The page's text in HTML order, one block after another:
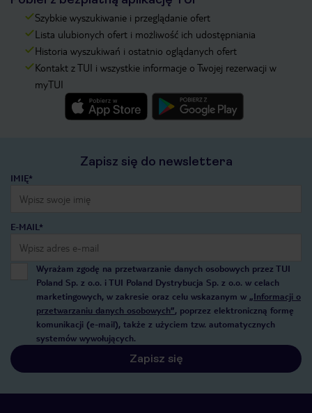
Szybkie wyszukiwanie i przeglądanie ofert
Lista ulubionych ofert i możliwość ich udostępniania
Historia wyszukiwań i ostatnio oglądanych ofert
Kontakt z TUI i wszystkie informacje o Twojej rezerwacji w
myTUI
Zapisz się do newslettera
IMIĘ*
E-MAIL*
Wyrażam zgodę na przetwarzanie danych osobowych przez TUI
Poland Sp. z o.o. i TUI Poland Dystrybucja Sp. z o.o. w celach
marketingowych, w zakresie oraz celu wskazanym w „Informacji o
przetwarzaniu danych osobowych”, poprzez elektroniczną formę
komunikacji (e-mail), także z użyciem tzw. automatycznych
systemów wywołujących.
Zapisz się